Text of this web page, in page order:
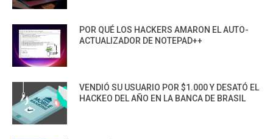
POR QUÉ LOS HACKERS AMARON EL AUTO-
ACTUALIZADOR DE NOTEPAD++
VENDIÓ SU USUARIO POR $1.000 Y DESATÓ EL
HACKEO DEL AÑO EN LA BANCA DE BRASIL